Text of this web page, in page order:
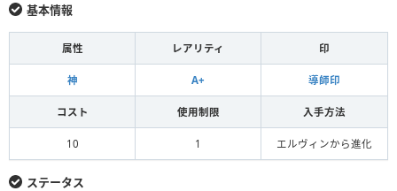
基本情報
属性 レアリティ 印
神 A+ 導師印
コスト 使用制限 入手方法
10 1 エルヴィンから進化
ステータス